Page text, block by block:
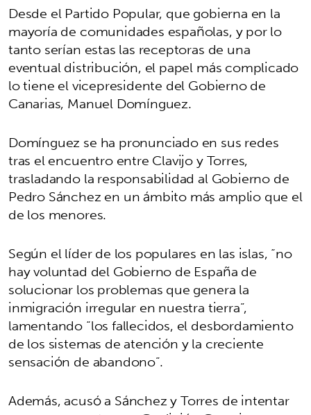
Desde el Partido Popular, que gobierna en la
mayoría de comunidades españolas, y por lo
tanto serían estas las receptoras de una
eventual distribución, el papel más complicado
lo tiene el vicepresidente del Gobierno de
Canarias, Manuel Domínguez.
Domínguez se ha pronunciado en sus redes
tras el encuentro entre Clavijo y Torres,
trasladando la responsabilidad al Gobierno de
Pedro Sánchez en un ámbito más amplio que el
de los menores.
Según el líder de los populares en las islas, “no
hay voluntad del Gobierno de España de
solucionar los problemas que genera la
inmigración irregular en nuestra tierra”,
lamentando “los fallecidos, el desbordamiento
de los sistemas de atención y la creciente
sensación de abandono”.
Además, acusó a Sánchez y Torres de intentar